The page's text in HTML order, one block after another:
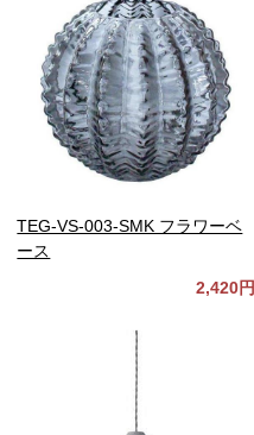
TEG-VS-003-SMK フラワーベ
ース
2,420円